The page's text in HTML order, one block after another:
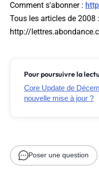
Comment s'abonner :
Tous les articles de 2008 :
http://
Pour poursuivre la
Core Update de
nouvelle mise à jour ?
Poser une question